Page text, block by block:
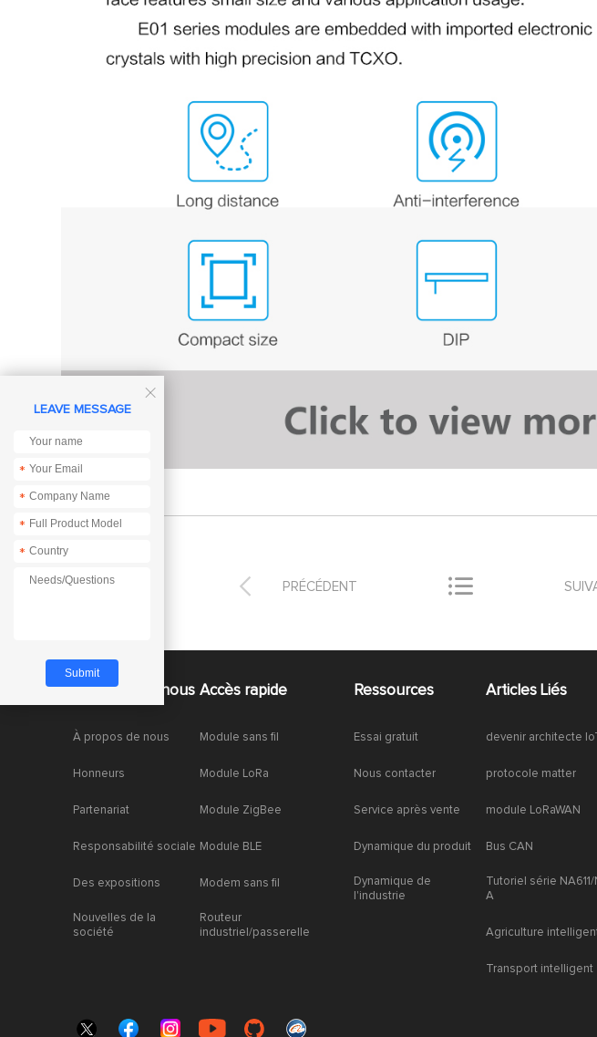
 PRÉCÉDENT 
À propos de nous
À propos de nous
Honneurs
Partenariat
Responsabilité sociale
Des expositions
Nouvelles de la
société
Accès rapide
Module sans fil
Module LoRa
Module ZigBee
Module BLE
Modem sans fil
Routeur
industriel/passerelle
Ressources
Essai gratuit
Nous contacter
Service après vente
Dynamique du produit
Dynamique de
l'industrie
Articles Liés
devenir architecte
protocole matter
module LoRaWAN
Bus CAN
Tutoriel série NA611/
A
Agriculture
Transport intelligent

LEAVE MESSAGE
*
*
*
*